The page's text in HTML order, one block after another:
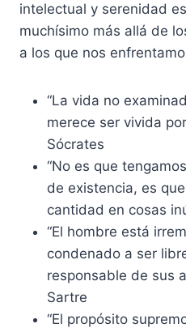
intelectual y serenidad
muchísimo más allá de
a los que nos
“La vida no
merece ser vivida
Sócrates
“No es que
de existencia, es
cantidad en cosas
“El hombre está
condenado a ser
responsable de sus
Sartre
“El propósito